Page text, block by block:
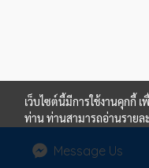
Message Us
เว็บไซต์นี้มีการใช้งานคุกกี้
ท่าน ท่านสามารถอ่านรายล